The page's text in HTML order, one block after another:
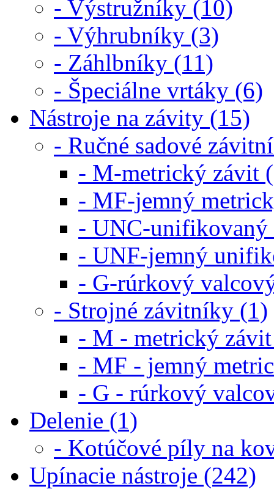
- Výstružníky (10)
- Výhrubníky (3)
- Záhlbníky (11)
- Špeciálne vrtáky (6)
Nástroje na závity (15)
- Ručné sadové
- M-metrický závit
- MF-jemný
- UNC-unifikovaný
- UNF-jemný
- G-rúrkový
- Strojné závitníky (1)
- M - metrický
- MF - jemný
- G - rúrkový
Delenie (1)
- Kotúčové píly na
Upínacie nástroje (242)